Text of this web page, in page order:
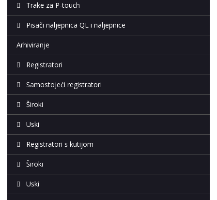
Trake za P-touch
Pisači naljepnica QL i naljepnice
Arhiviranje
Registratori
Samostojeći registratori
Široki
Uski
Registratori s kutijom
Široki
Uski